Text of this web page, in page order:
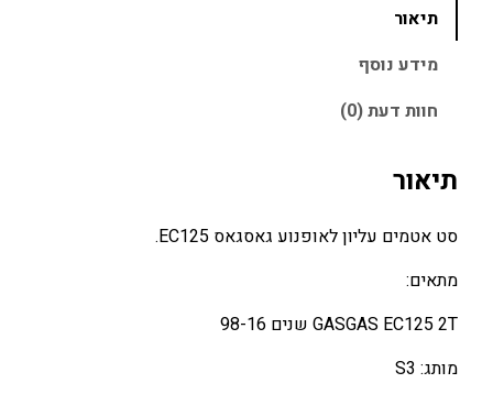
ל
מ
י
ע
ל
ו
G
תיאור
מידע נוסף
חוות דעת (0)
תיאור
סט אטמים עליון לאופנוע גאסגאס EC125.
מתאים:
GASGAS EC125 2T שנים 98-16
מותג: S3